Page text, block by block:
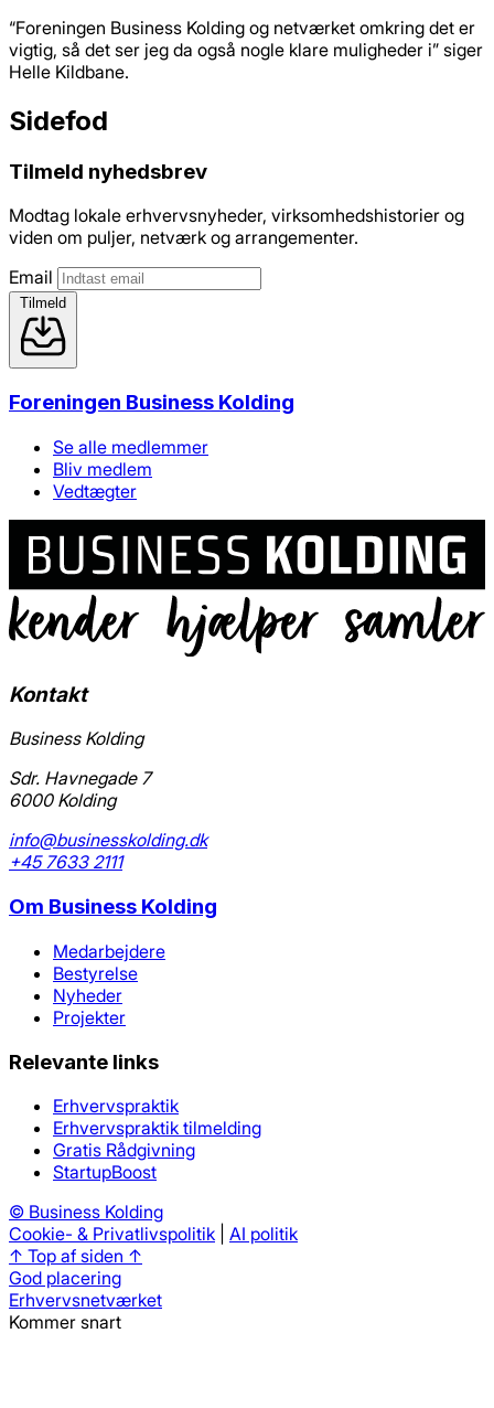
“Foreningen Business Kolding og netværket omkring det er
vigtig, så det ser jeg da også nogle klare muligheder i” siger
Helle Kildbane.
Sidefod
Tilmeld nyhedsbrev
Modtag lokale erhvervsnyheder, virksomhedshistorier og
viden om puljer, netværk og arrangementer.
Email
Tilmeld
Foreningen Business Kolding
Se alle medlemmer
Bliv medlem
Vedtægter
Kontakt
Business Kolding
Sdr. Havnegade 7
6000 Kolding
info@businesskolding.dk
+45 7633 2111
Om Business Kolding
Medarbejdere
Bestyrelse
Nyheder
Projekter
Relevante links
Erhvervspraktik
Erhvervspraktik tilmelding
Gratis Rådgivning
StartupBoost
© Business Kolding
Cookie- & Privatlivspolitik
AI politik
↑ Top af siden ↑
God placering
Erhvervsnetværket
Kommer snart